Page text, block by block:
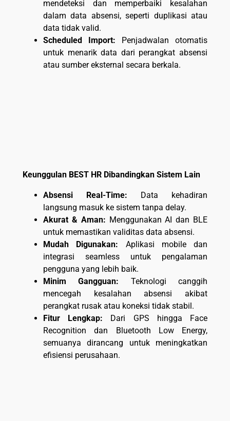
mendeteksi dan memperbaiki kesalahan
dalam data absensi, seperti duplikasi atau
data tidak valid.
Scheduled Import: Penjadwalan otomatis
untuk menarik data dari perangkat absensi
atau sumber eksternal secara berkala.
Keunggulan BEST HR Dibandingkan Sistem Lain
Absensi Real-Time: Data kehadiran
langsung masuk ke sistem tanpa delay.
Akurat & Aman: Menggunakan AI dan BLE
untuk memastikan validitas data absensi.
Mudah Digunakan: Aplikasi mobile dan
integrasi seamless untuk pengalaman
pengguna yang lebih baik.
Minim Gangguan: Teknologi canggih
mencegah kesalahan absensi akibat
perangkat rusak atau koneksi tidak stabil.
Fitur Lengkap: Dari GPS hingga Face
Recognition dan Bluetooth Low Energy,
semuanya dirancang untuk meningkatkan
efisiensi perusahaan.